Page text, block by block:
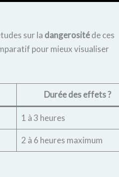
sur la dangerositéde ces
pour mieux visualiser
Durée des effets ?
1 à 3 heures
2 à 6 heures maximum